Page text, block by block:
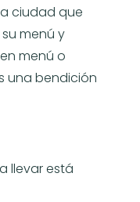
ciudad que
menú y
menú o
una bendición
llevar está